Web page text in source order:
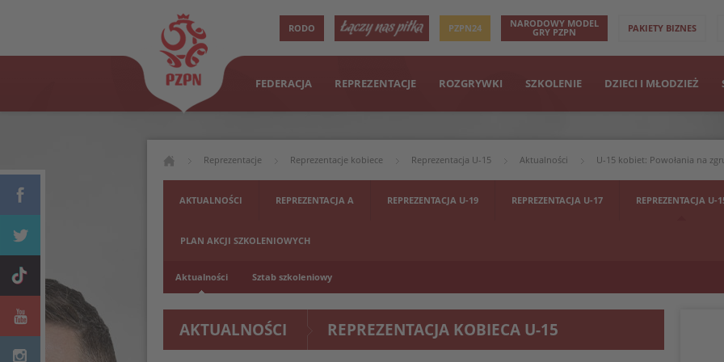
RODO PZPN24 NARODOWY MODEL
GRY PZPN PAKIETY BIZNES
FEDERACJA REPREZENTACJE ROZGRYWKI SZKOLENIE DZIECI I MŁODZIEŻ
Reprezentacje Reprezentacje kobiece Reprezentacja U-15 Aktualności U-15 kobiet: Powołania na
AKTUALNOŚCI REPREZENTACJA A REPREZENTACJA U-19 REPREZENTACJA U-17 REPREZENTACJA U-
PLAN AKCJI SZKOLENIOWYCH
Aktualności Sztab szkoleniowy
AKTUALNOŚCI REPREZENTACJA KOBIECA U-15